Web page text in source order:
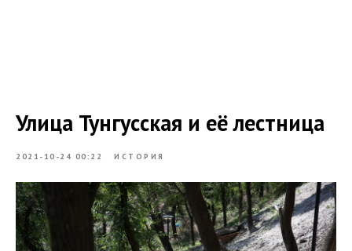
Улица Тунгусская и её лестница
2021-10-24 00:22 ИСТОРИЯ